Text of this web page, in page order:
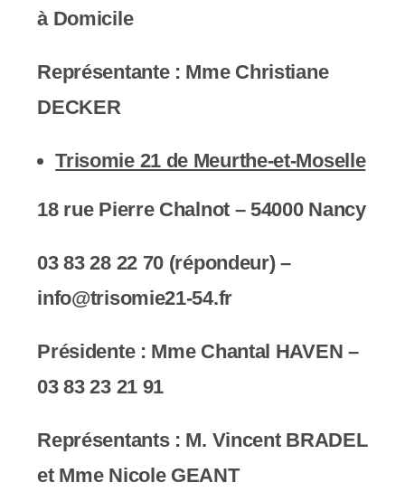
à Domicile
Représentante : Mme Christiane
DECKER
Trisomie 21 de Meurthe-et-Moselle
18 rue Pierre Chalnot – 54000 Nancy
03 83 28 22 70 (répondeur) –
info@trisomie21-54.fr
Présidente : Mme Chantal HAVEN –
03 83 23 21 91
Représentants : M. Vincent BRADEL
et Mme Nicole GEANT